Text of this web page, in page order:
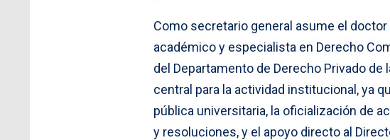
Como secretario general asume el doctor
académico y especialista en Derecho
del Departamento de Derecho Privado de
central para la actividad institucional, ya
pública universitaria, la oficialización de
y resoluciones, y el apoyo directo al